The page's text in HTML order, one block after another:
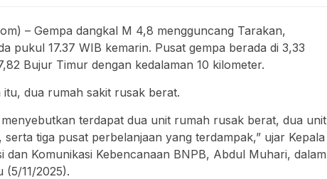
– Gempa dangkal M 4,8 mengguncang Tarakan,
pukul 17.37 WIB kemarin. Pusat gempa berada di 3,33
Bujur Timur dengan kedalaman 10 kilometer.
dua rumah sakit rusak berat.
terdapat dua unit rumah rusak berat, dua unit
tiga pusat perbelanjaan yang terdampak,” ujar Kepala
dan Komunikasi Kebencanaan BNPB, Abdul Muhari, dalam
(5/11/2025).